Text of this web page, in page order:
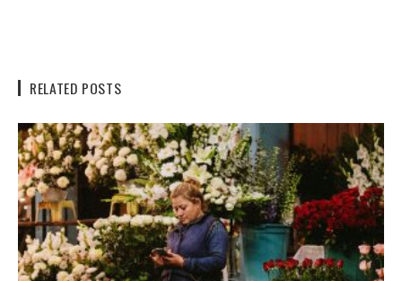
RELATED POSTS